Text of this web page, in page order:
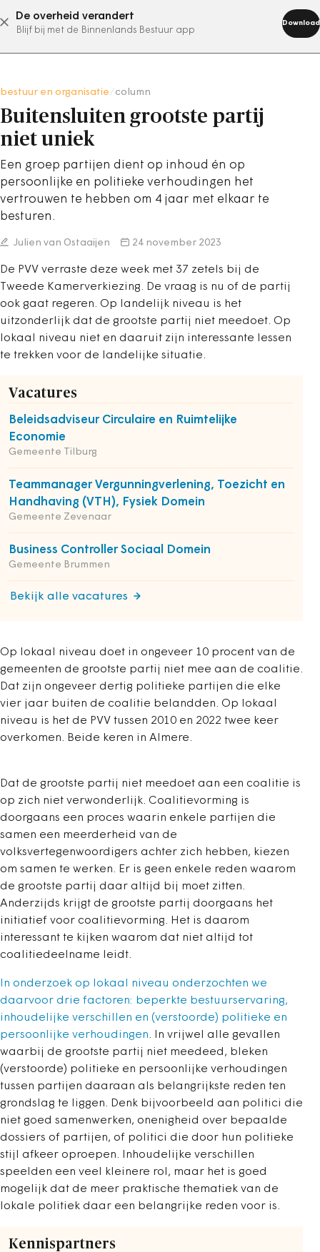
De overheid verandert
Blijf bij met de Binnenlands Bestuur app
Download
abonneer nu
bestuur en organisatie column
Buitensluiten grootste partij
niet uniek
Een groep partijen dient op inhoud én op
persoonlijke en politieke verhoudingen het
vertrouwen te hebben om 4 jaar met elkaar te
besturen.
Julien van Ostaaijen 24 november 2023
De PVV verraste deze week met 37 zetels bij de
Tweede Kamerverkiezing. De vraag is nu of de partij
ook gaat regeren. Op landelijk niveau is het
uitzonderlijk dat de grootste partij niet meedoet. Op
lokaal niveau niet en daaruit zijn interessante lessen
te trekken voor de landelijke situatie.
Vacatures
Beleidsadviseur Circulaire en Ruimtelijke
Economie
Gemeente Tilburg
Teammanager Vergunningverlening, Toezicht en
Handhaving (VTH), Fysiek Domein
Gemeente Zevenaar
Business Controller Sociaal Domein
Gemeente Brummen
Bekijk alle vacatures
Op lokaal niveau doet in ongeveer 10 procent van de
gemeenten de grootste partij niet mee aan de coalitie.
Dat zijn ongeveer dertig politieke partijen die elke
vier jaar buiten de coalitie belandden. Op lokaal
niveau is het de PVV tussen 2010 en 2022 twee keer
overkomen. Beide keren in Almere.
Dat de grootste partij niet meedoet aan een coalitie is
op zich niet verwonderlijk. Coalitievorming is
doorgaans een proces waarin enkele partijen die
samen een meerderheid van de
volksvertegenwoordigers achter zich hebben, kiezen
om samen te werken. Er is geen enkele reden waarom
de grootste partij daar altijd bij moet zitten.
Anderzijds krijgt de grootste partij doorgaans het
initiatief voor coalitievorming. Het is daarom
interessant te kijken waarom dat niet altijd tot
coalitiedeelname leidt.
In onderzoek op lokaal niveau onderzochten we
daarvoor drie factoren: beperkte bestuurservaring,
inhoudelijke verschillen en (verstoorde) politieke en
persoonlijke verhoudingen. In vrijwel alle gevallen
waarbij de grootste partij niet meedeed, bleken
(verstoorde) politieke en persoonlijke verhoudingen
tussen partijen daaraan als belangrijkste reden ten
grondslag te liggen. Denk bijvoorbeeld aan politici die
niet goed samenwerken, onenigheid over bepaalde
dossiers of partijen, of politici die door hun politieke
stijl afkeer oproepen. Inhoudelijke verschillen
speelden een veel kleinere rol, maar het is goed
mogelijk dat de meer praktische thematiek van de
lokale politiek daar een belangrijke reden voor is.
Kennispartners